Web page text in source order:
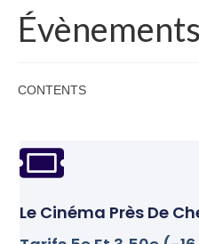
Évènements
CONTENTS
Le Cinéma Près De